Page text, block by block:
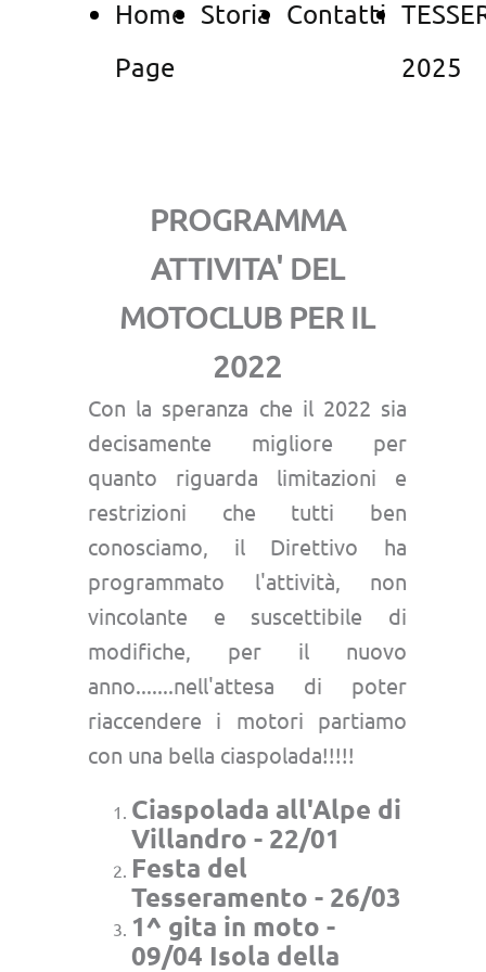
Home
Page
Storia Contatti
2025
PROGRAMMA
ATTIVITA' DEL
MOTOCLUB PER IL
2022
Con la speranza che il 2022 sia
decisamente migliore per
quanto riguarda limitazioni e
restrizioni che tutti ben
conosciamo, il Direttivo ha
programmato l'attività, non
vincolante e suscettibile di
modifiche, per il nuovo
anno.......nell'attesa di poter
riaccendere i motori partiamo
con una bella ciaspolada!!!!!
Ciaspolada all'Alpe di
Villandro - 22/01
Festa del
Tesseramento - 26/03
1^ gita in moto -
09/04 Isola della